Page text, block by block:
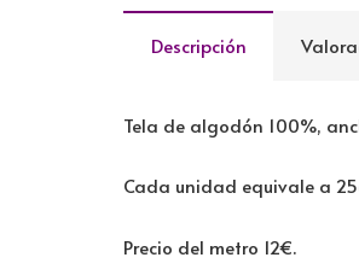
Descripción
Tela de algodón 100%,
Cada unidad equivale a
Precio del metro 12€.